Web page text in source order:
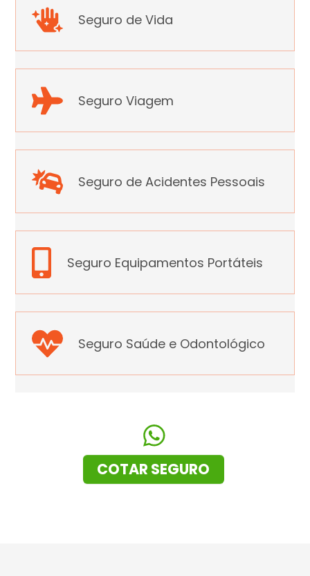
Seguro de Vida
Seguro Viagem
Seguro de Acidentes Pessoais
Seguro Equipamentos Portáteis
Seguro Saúde e Odontológico
COTAR SEGURO